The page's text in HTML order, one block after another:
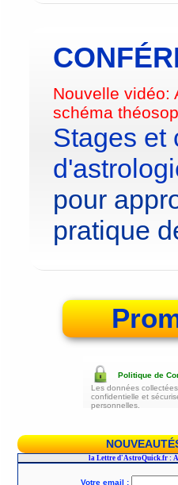
Nouvelle vidéo:
schéma
Stages et
pour
pratique
Politique de
Les données
confidentielle et
personnelles.